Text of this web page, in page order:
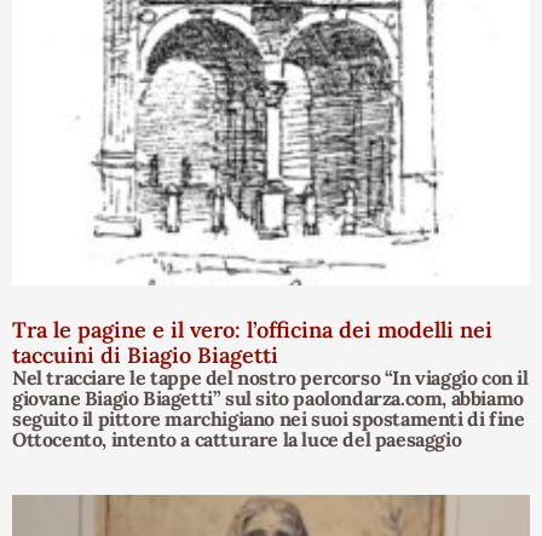
Tra le pagine e il vero: l’officina dei modelli nei
taccuini di Biagio Biagetti
Nel tracciare le tappe del nostro percorso “In viaggio con il
giovane Biagio Biagetti” sul sito paolondarza.com, abbiamo
seguito il pittore marchigiano nei suoi spostamenti di fine
Ottocento, intento a catturare la luce del paesaggio